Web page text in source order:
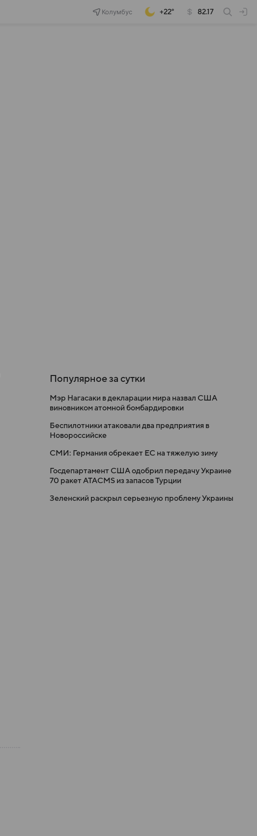
Колумбус +22° 82.17
Популярное за сутки
Мэр Нагасаки в декларации мира назвал США
виновником атомной бомбардировки
Беспилотники атаковали два предприятия в
Новороссийске
СМИ: Германия обрекает ЕС на тяжелую зиму
Госдепартамент США одобрил передачу Украине
70 ракет ATACMS из запасов Турции
Зеленский раскрыл серьезную проблему Украины